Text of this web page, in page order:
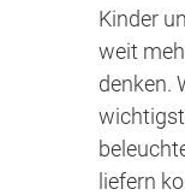
Kinder
weit
denken.
liefern